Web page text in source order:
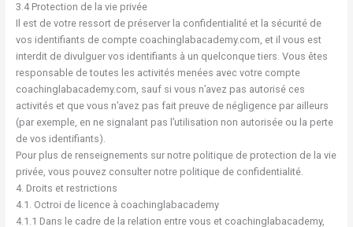
3.4 Protection de la vie privée
Il est de votre ressort de préserver la confidentialité et la sécurité de
vos identifiants de compte coachinglabacademy.com, et il vous est
interdit de divulguer vos identifiants à un quelconque tiers. Vous êtes
responsable de toutes les activités menées avec votre compte
coachinglabacademy.com, sauf si vous n’avez pas autorisé ces
activités et que vous n’avez pas fait preuve de négligence par ailleurs
(par exemple, en ne signalant pas l’utilisation non autorisée ou la perte
de vos identifiants).
Pour plus de renseignements sur notre politique de protection de la vie
privée, vous pouvez consulter notre politique de confidentialité.
4. Droits et restrictions
4.1. Octroi de licence à coachinglabacademy
4.1.1 Dans le cadre de la relation entre vous et coachinglabacademy,